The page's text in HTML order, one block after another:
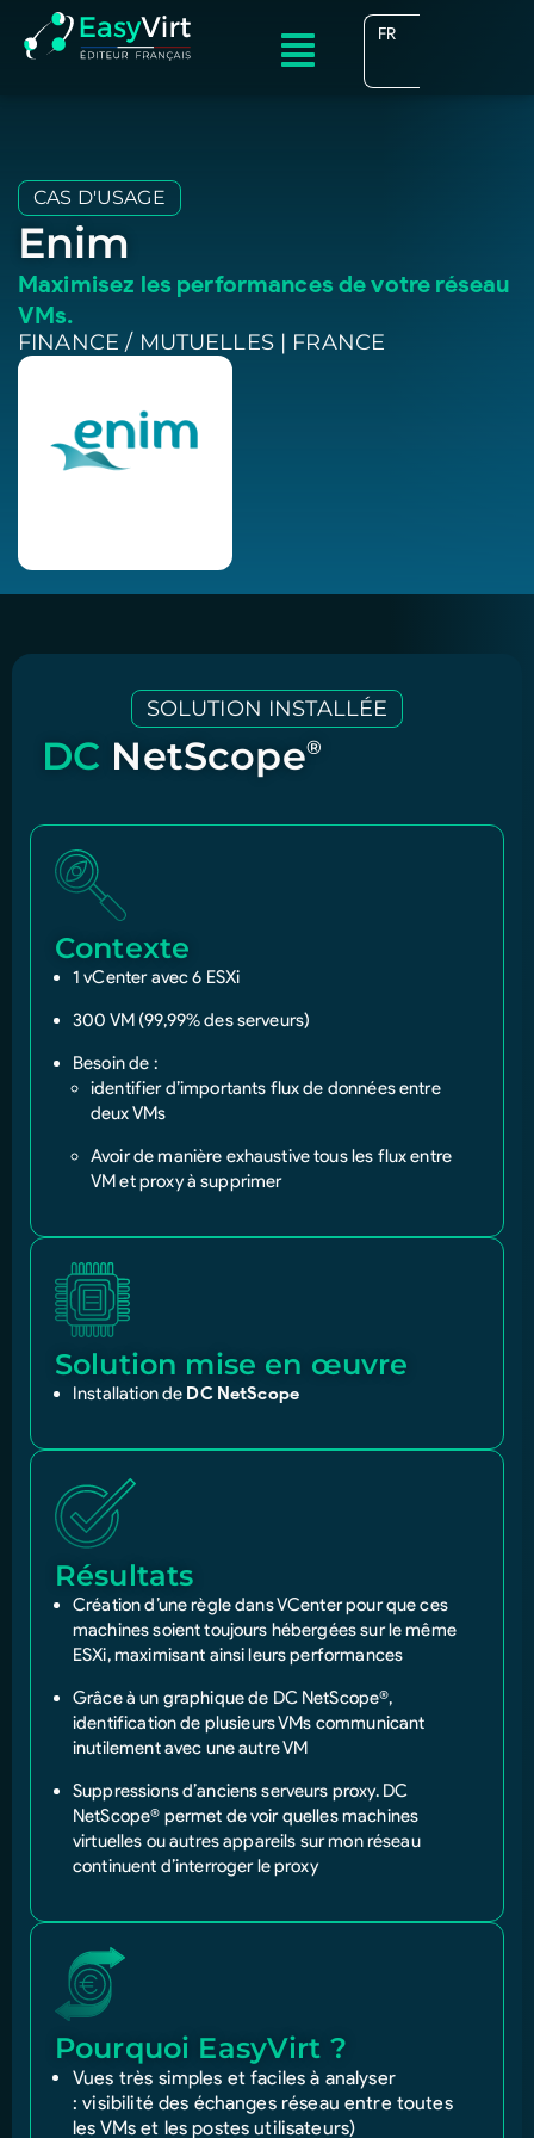
FR
EN
CAS D'USAGE
Enim
Maximisez les performances de votre réseau
VMs.
FINANCE / MUTUELLES | FRANCE
SOLUTION INSTALLÉE
DC NetScope®
Contexte
1 vCenter avec 6 ESXi
300 VM (99,99% des serveurs)
Besoin de :
identifier d’importants flux de données entre
deux VMs
Avoir de manière exhaustive tous les flux entre
VM et proxy à supprimer
Solution mise en œuvre
Installation de DC NetScope
Résultats
Création d’une règle dans VCenter pour que ces
machines soient toujours hébergées sur le même
ESXi, maximisant ainsi leurs performances
Grâce à un graphique de DC NetScope®,
identification de plusieurs VMs communicant
inutilement avec une autre VM
Suppressions d’anciens serveurs proxy. DC
NetScope® permet de voir quelles machines
virtuelles ou autres appareils sur mon réseau
continuent d’interroger le proxy
Pourquoi EasyVirt ?
Vues très simples et faciles à analyser
:visibilité des échanges réseau entre toutes
les VMs et les postes utilisateurs)